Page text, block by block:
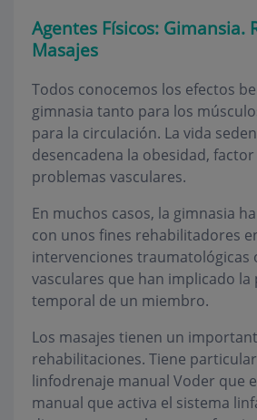
Agentes Físicos: Gimansia.
Masajes
Todos conocemos los efectos
gimnasia tanto para los
para la circulación. La vida
desencadena la obesidad,
problemas vasculares.
En muchos casos, la gimnasia
con unos fines rehabilitadores
intervenciones traumatológicas
vasculares que han implicado la
temporal de un miembro.
Los masajes tienen un
rehabilitaciones. Tiene
linfodrenaje manual Voder que
manual que activa el sistema